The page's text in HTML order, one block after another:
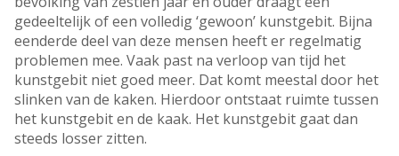
gedeeltelijk of een volledig ‘gewoon’ kunstgebit. Bijna
eenderde deel van deze mensen heeft er regelmatig
problemen mee. Vaak past na verloop van tijd het
kunstgebit niet goed meer. Dat komt meestal door het
slinken van de kaken. Hierdoor ontstaat ruimte tussen
het kunstgebit en de kaak. Het kunstgebit gaat dan
steeds losser zitten.